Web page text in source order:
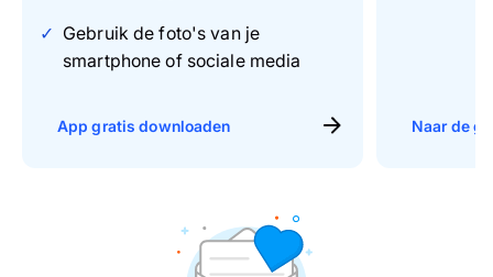
Gebruik de foto's van je
smartphone of sociale media
App gratis downloaden Naar de